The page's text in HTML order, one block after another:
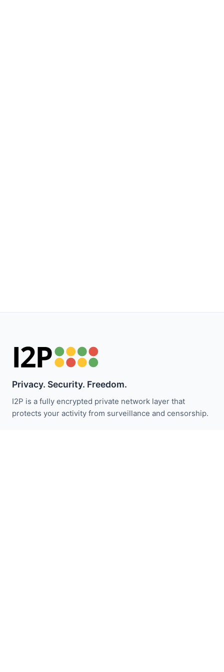
Privacy. Security. Freedom.
I2P is a fully encrypted private network layer that
protects your activity from surveillance and censorship.